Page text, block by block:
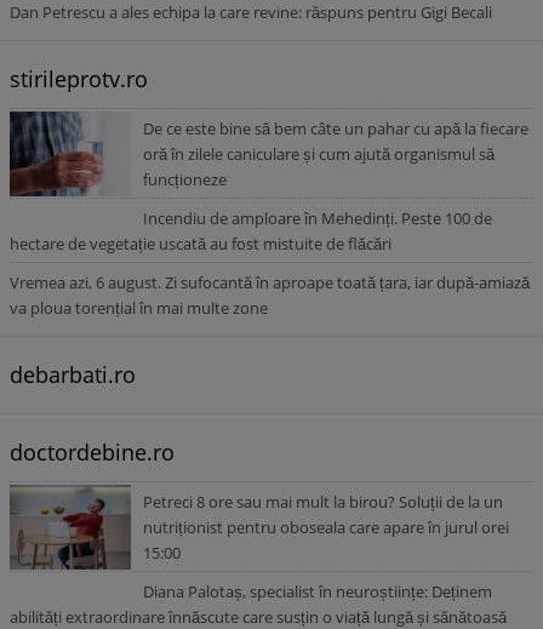
Dan Petrescu a ales echipa la care revine: răspuns pentru Gigi Becali
stirileprotv.ro
De ce este bine să bem câte un pahar cu apă la fiecare
oră în zilele caniculare și cum ajută organismul să
funcționeze
Incendiu de amploare în Mehedinți. Peste 100 de
hectare de vegetație uscată au fost mistuite de flăcări
Vremea azi, 6 august. Zi sufocantă în aproape toată țara, iar după-amiază
va ploua torențial în mai multe zone
debarbati.ro
doctordebine.ro
Petreci 8 ore sau mai mult la birou? Soluții de la un
nutriționist pentru oboseala care apare în jurul orei
15:00
Diana Palotaș, specialist în neuroștiințe: Deținem
abilități extraordinare înnăscute care susțin o viață lungă și sănătoasă